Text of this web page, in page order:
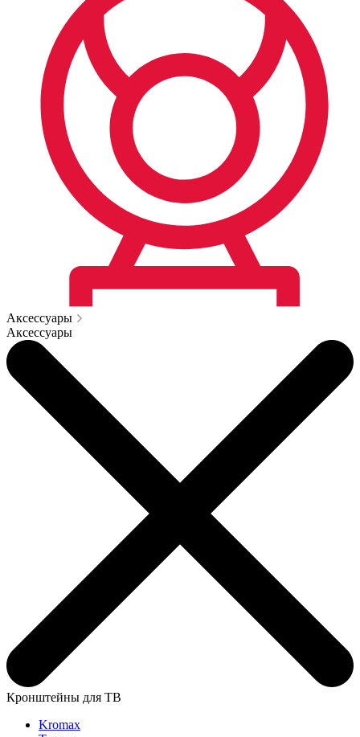
Аксессуары
Аксессуары
Кронштейны для ТВ
Kromax